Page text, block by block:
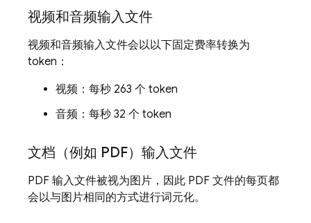
视频和音频输入文件
视频和音频输入文件会以以下固定费率转换为
token：
视频：每秒 263 个 token
音频：每秒 32 个 token
文档（例如 PDF）输入文件
PDF 输入文件被视为图片，因此 PDF 文件的每页都
会以与图片相同的方式进行词元化。